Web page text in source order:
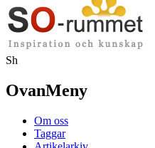
Sh
OvanMeny
Om oss
Taggar